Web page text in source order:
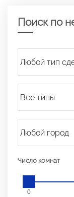
Поиск по
Число комнат
0